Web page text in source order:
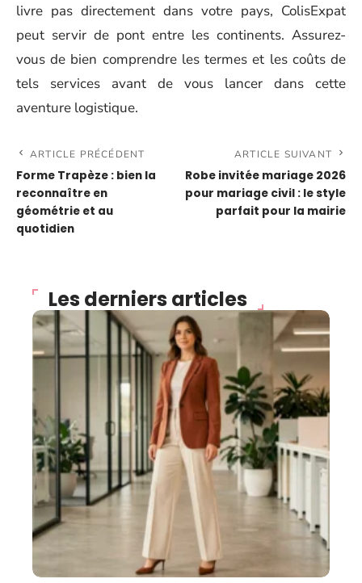
livre pas directement dans votre pays, ColisExpat
peut servir de pont entre les continents. Assurez-
vous de bien comprendre les termes et les coûts de
tels services avant de vous lancer dans cette
aventure logistique.
ARTICLE PRÉCÉDENT
Forme Trapèze : bien la
reconnaître en
géométrie et au
quotidien
ARTICLE SUIVANT
Robe invitée mariage 2026
pour mariage civil : le style
parfait pour la mairie
Les derniers articles